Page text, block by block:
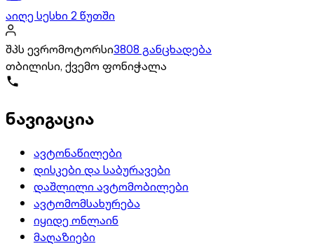
აიღე სესხი 2 წუთში
შპს ევრომოტორსი3808 განცხადება
თბილისი, ქვემო ფონიჭალა
ნავიგაცია
ავტონაწილები
დისკები და საბურავები
დაშლილი ავტომობილები
ავტომომსახურება
იყიდე ონლაინ
მაღაზიები